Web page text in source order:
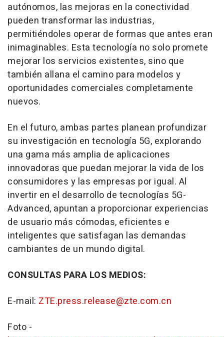
autónomos, las mejoras en la conectividad
pueden transformar las industrias,
permitiéndoles operar de formas que antes eran
inimaginables. Esta tecnología no solo promete
mejorar los servicios existentes, sino que
también allana el camino para modelos y
oportunidades comerciales completamente
nuevos.
En el futuro, ambas partes planean profundizar
su investigación en tecnología 5G, explorando
una gama más amplia de aplicaciones
innovadoras que puedan mejorar la vida de los
consumidores y las empresas por igual. Al
invertir en el desarrollo de tecnologías 5G-
Advanced, apuntan a proporcionar experiencias
de usuario más cómodas, eficientes e
inteligentes que satisfagan las demandas
cambiantes de un mundo digital.
CONSULTAS PARA LOS MEDIOS:
E-mail: ZTE.press.release@zte.com.cn
Foto -